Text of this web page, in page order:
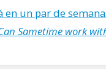
en un par de
Sametime work